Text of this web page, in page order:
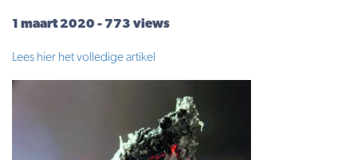
1 maart 2020 - 773 views
Lees hier het volledige artikel